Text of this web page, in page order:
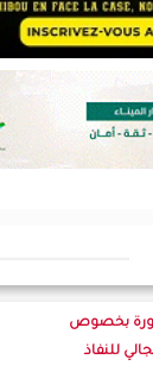
بخصوص
للنفاذ